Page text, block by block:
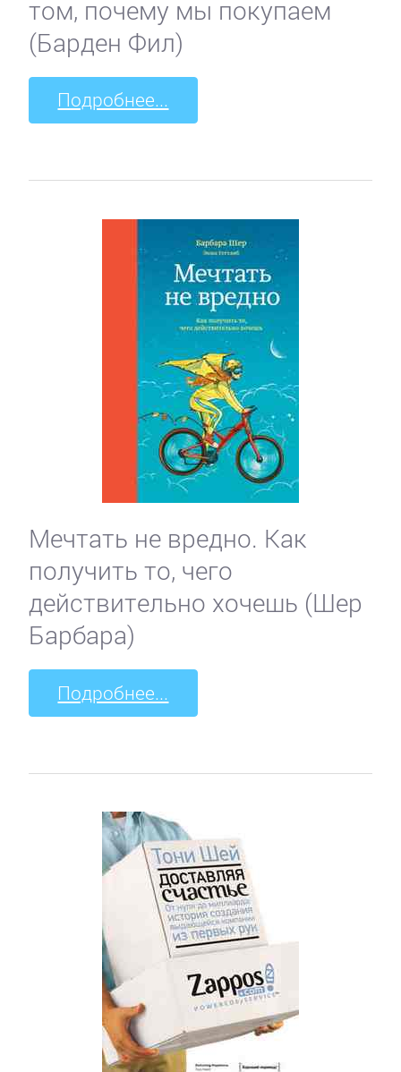
том, почему мы покупаем
(Барден Фил)
Подробнее...
Мечтать не вредно. Как
получить то, чего
действительно хочешь (Шер
Барбара)
Подробнее...